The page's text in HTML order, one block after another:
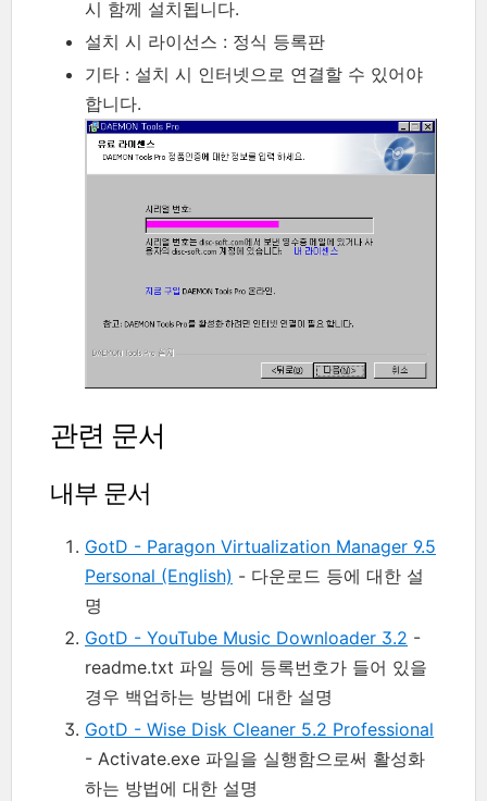
시 함께 설치됩니다.
설치 시 라이선스 : 정식 등록판
기타 : 설치 시 인터넷으로 연결할 수 있어야
합니다.
관련 문서
내부 문서
GotD - Paragon Virtualization Manager 9.5
Personal (English) - 다운로드 등에 대한 설
명
GotD - YouTube Music Downloader 3.2 -
readme.txt 파일 등에 등록번호가 들어 있을
경우 백업하는 방법에 대한 설명
GotD - Wise Disk Cleaner 5.2 Professional
- Activate.exe 파일을 실행함으로써 활성화
하는 방법에 대한 설명